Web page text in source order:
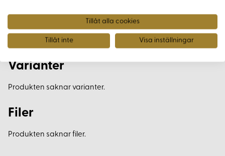
historien i moderna eller traditionella textila projekt.
Varianter
Produkten saknar varianter.
Filer
Produkten saknar filer.
Tillåt alla cookies
Tillåt inte Visa inställningar